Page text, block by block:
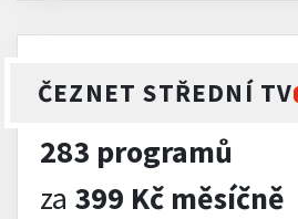
ČEZNET STŘEDNÍ TV
283 programů
za 399 Kč měsíčně